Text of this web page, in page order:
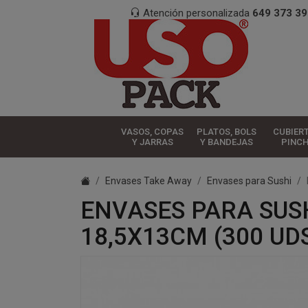
Atención personalizada 649 373
VASOS, COPAS
Y JARRAS
PLATOS, BOLS
Y BANDEJAS
Envases Take Away Envases para Sushi
ENVASES PARA
18,5X13CM (300